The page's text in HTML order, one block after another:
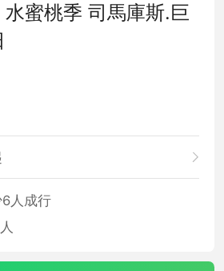
水蜜桃季 司馬庫斯.巨
人成行
人